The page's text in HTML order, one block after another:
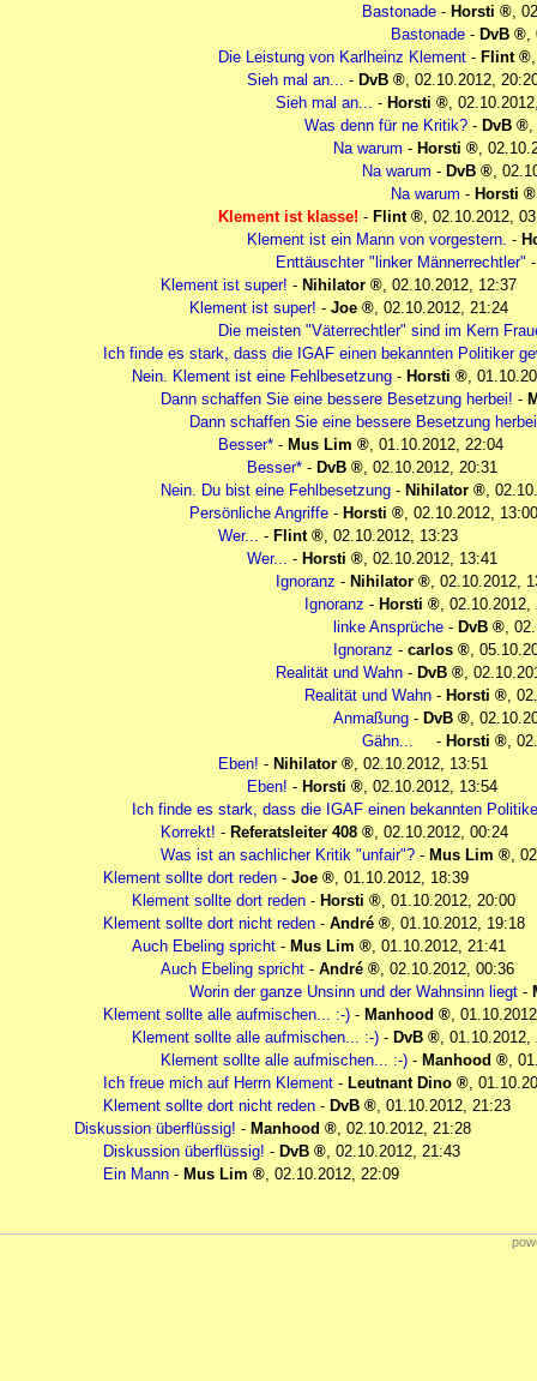
Bastonade - Horsti ,
Bastonade - DvB ,
Die Leistung von Karlheinz Klement - Flint
Sieh mal an... - DvB , 02.10.2012,
Sieh mal an... - Horsti ,
Was denn für ne Kritik? - DvB
,
Na warum - Horsti ,
Na warum - DvB ,
Na warum - Horsti
Klement ist klasse! - Flint , 02.10.2012,
Klement ist ein Mann von vorgestern. -
Enttäuschter "linker Männerrechtler"
Klement ist super! - Nihilator , 02.10.2012, 12:37
Klement ist super! - Joe , 02.10.2012, 21:24
Die meisten "Väterrechtler" sind im Kern
Ich finde es stark, dass die IGAF einen bekannten Politiker
Nein. Klement ist eine Fehlbesetzung - Horsti ,
Dann schaffen Sie eine bessere Besetzung herbei! -
Dann schaffen Sie eine bessere Besetzung
Besser* - Mus Lim , 01.10.2012, 22:04
Besser* - DvB , 02.10.2012, 20:31
Nein. Du bist eine Fehlbesetzung - Nihilator ,
Persönliche Angriffe - Horsti , 02.10.2012, 13:00
Wer... - Flint , 02.10.2012, 13:23
Wer... - Horsti , 02.10.2012, 13:41
Ignoranz - Nihilator , 02.10.2012,
Ignoranz - Horsti , 02.10.2012,
linke Ansprüche - DvB ,
Ignoranz - carlos ,
Realität und Wahn - DvB ,
Realität und Wahn - Horsti ,
Anmaßung - DvB ,
Gähn...
- Horsti ,
Eben! - Nihilator , 02.10.2012, 13:51
Eben! - Horsti , 02.10.2012, 13:54
Ich finde es stark, dass die IGAF einen bekannten
Korrekt! - Referatsleiter 408 , 02.10.2012, 00:24
Was ist an sachlicher Kritik "unfair"? - Mus Lim ,
Klement sollte dort reden - Joe , 01.10.2012, 18:39
Klement sollte dort reden - Horsti , 01.10.2012, 20:00
Klement sollte dort nicht reden - André , 01.10.2012, 19:18
Auch Ebeling spricht - Mus Lim , 01.10.2012, 21:41
Auch Ebeling spricht - André , 02.10.2012, 00:36
Worin der ganze Unsinn und der Wahnsinn liegt -
Klement sollte alle aufmischen... :-) - Manhood ,
Klement sollte alle aufmischen... :-) - DvB , 01.10.2012,
Klement sollte alle aufmischen... :-) - Manhood ,
Ich freue mich auf Herrn Klement - Leutnant Dino ,
Klement sollte dort nicht reden - DvB , 01.10.2012, 21:23
Diskussion überflüssig! - Manhood , 02.10.2012, 21:28
Diskussion überflüssig! - DvB , 02.10.2012, 21:43
Ein Mann - Mus Lim , 02.10.2012, 22:09